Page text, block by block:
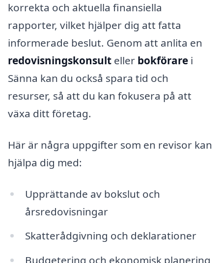
korrekta och aktuella finansiella
rapporter, vilket hjälper dig att fatta
informerade beslut. Genom att anlita en
redovisningskonsult eller bokförare i
Sänna kan du också spara tid och
resurser, så att du kan fokusera på att
växa ditt företag.
Här är några uppgifter som en revisor kan
hjälpa dig med:
Upprättande av bokslut och
årsredovisningar
Skatterådgivning och deklarationer
Budgetering och ekonomisk planering